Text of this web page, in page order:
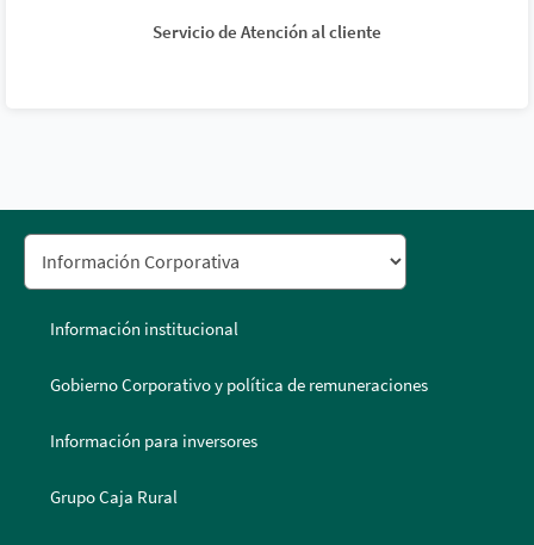
Servicio de Atención al cliente
Información institucional
Gobierno Corporativo y política de remuneraciones
Información para inversores
Grupo Caja Rural